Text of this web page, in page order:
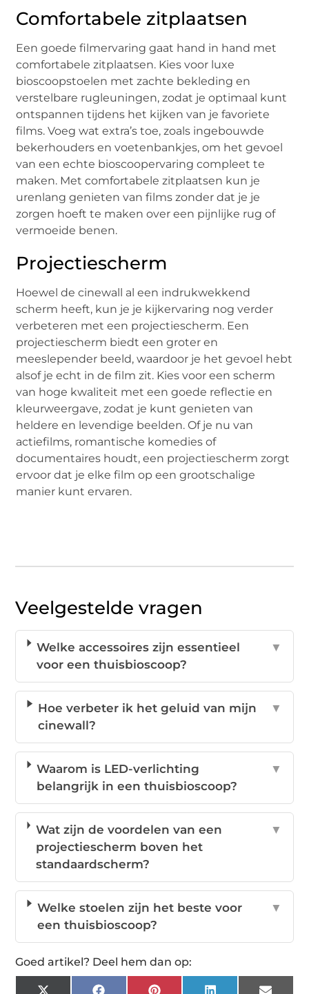
Comfortabele zitplaatsen
Een goede filmervaring gaat hand in hand met
comfortabele zitplaatsen. Kies voor luxe
bioscoopstoelen met zachte bekleding en
verstelbare rugleuningen, zodat je optimaal kunt
ontspannen tijdens het kijken van je favoriete
films. Voeg wat extra’s toe, zoals ingebouwde
bekerhouders en voetenbankjes, om het gevoel
van een echte bioscoopervaring compleet te
maken. Met comfortabele zitplaatsen kun je
urenlang genieten van films zonder dat je je
zorgen hoeft te maken over een pijnlijke rug of
vermoeide benen.
Projectiescherm
Hoewel de cinewall al een indrukwekkend
scherm heeft, kun je je kijkervaring nog verder
verbeteren met een projectiescherm. Een
projectiescherm biedt een groter en
meeslepender beeld, waardoor je het gevoel hebt
alsof je echt in de film zit. Kies voor een scherm
van hoge kwaliteit met een goede reflectie en
kleurweergave, zodat je kunt genieten van
heldere en levendige beelden. Of je nu van
actiefilms, romantische komedies of
documentaires houdt, een projectiescherm zorgt
ervoor dat je elke film op een grootschalige
manier kunt ervaren.
Veelgestelde vragen
Welke accessoires zijn essentieel
voor een thuisbioscoop?
▼
Hoe verbeter ik het geluid van mijn
cinewall?
▼
Waarom is LED-verlichting
belangrijk in een thuisbioscoop?
▼
Wat zijn de voordelen van een
projectiescherm boven het
standaardscherm?
▼
Welke stoelen zijn het beste voor
een thuisbioscoop?
▼
Goed artikel? Deel hem dan op: